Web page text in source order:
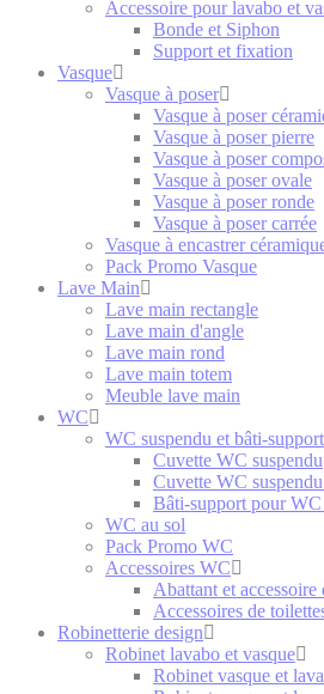
Accessoire pour lavabo et
Bonde et Siphon
Support et fixation
Vasque
Vasque à poser
Vasque à poser
Vasque à poser pierre
Vasque à poser
Vasque à poser ovale
Vasque à poser ronde
Vasque à poser carrée
Vasque à encastrer
Pack Promo Vasque
Lave Main
Lave main rectangle
Lave main d'angle
Lave main rond
Lave main totem
Meuble lave main
WC
WC suspendu et bâti-support
Cuvette WC suspendu
Cuvette WC
Bâti-support pour WC
WC au sol
Pack Promo WC
Accessoires WC
Abattant et accessoire
Accessoires de
Robinetterie design
Robinet lavabo et vasque
Robinet vasque et